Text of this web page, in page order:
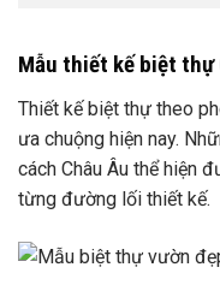
Mẫu thiết kế biệt thự
Thiết kế biệt thự theo
ưa chuộng hiện nay.
cách Châu Âu thể hiện
từng đường lối thiết kế.